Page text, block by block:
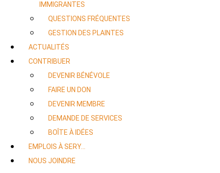
IMMIGRANTES
QUESTIONS FRÉQUENTES
GESTION DES PLAINTES
ACTUALITÉS
CONTRIBUER
DEVENIR BÉNÉVOLE
FAIRE UN DON
DEVENIR MEMBRE
DEMANDE DE SERVICES
BOÎTE À IDÉES
EMPLOIS À SERY…
NOUS JOINDRE